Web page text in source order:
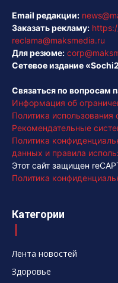
Email редакции:
Заказать рекламу:
reclama@maksmedia.ru
Для резюме:
Сетевое издание
Связаться по вопросам
Информация об
Политика использования
Рекомендательные
Политика
данных и правила
Этот сайт защищен
Политика
Категории
Лента новостей
Здоровье